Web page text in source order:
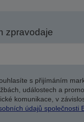
zpravodaje
s přijímáním
událostech a
komunikace, v
údajů společnosti